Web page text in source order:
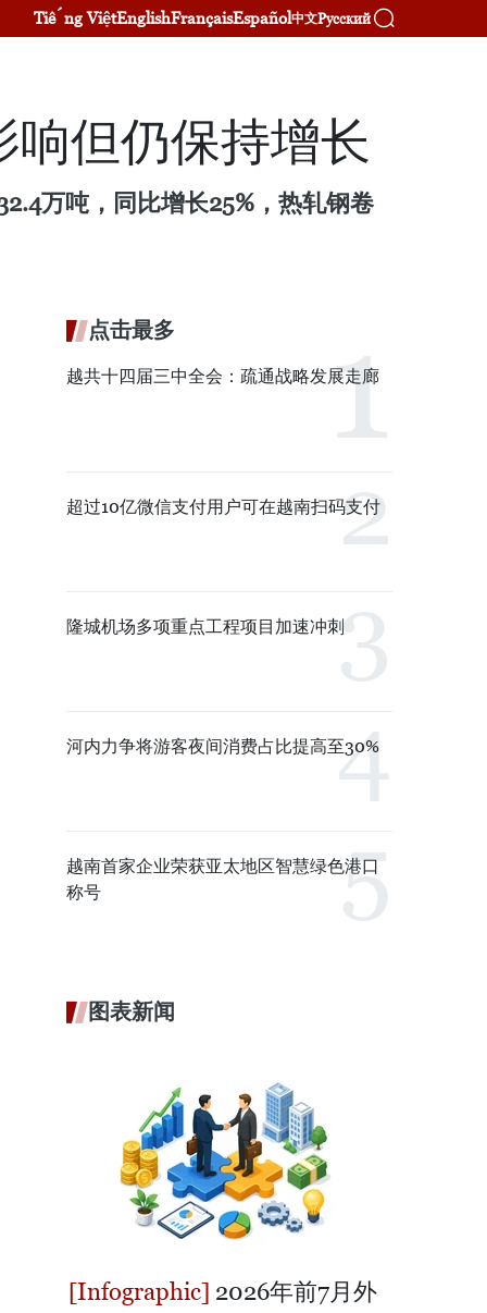
Tiếng ViệtEnglishFrançaisEspañol中文Русский
但仍保持增长
万吨，同比增长25%，热轧钢卷
点击最多
越共十四届三中全会：疏通战略发展走廊
超过10亿微信支付用户可在越南扫码支付
隆城机场多项重点工程项目加速冲刺
河内力争将游客夜间消费占比提高至30%
越南首家企业荣获亚太地区智慧绿色港口
称号
图表新闻
2026年前7月外